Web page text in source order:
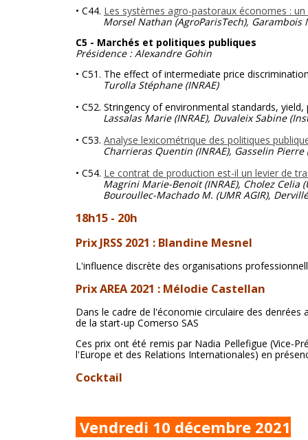
• C44. Les systèmes agro-pastoraux économes :
Morsel Nathan (AgroParisTech), Garambois
C5 - Marchés et politiques publiques
Présidence : Alexandre Gohin
• C51. The effect of intermediate price
Turolla Stéphane (INRAE)
• C52. Stringency of environmental standards,
Lassalas Marie (INRAE), Duvaleix Sabine
• C53. Analyse lexicométrique des politiques
Charrieras Quentin (INRAE), Gasselin
• C54. Le contrat de production est-il un levier de
Magrini Marie-Benoit (INRAE), Cholez Celia
Bouroullec-Machado M. (UMR AGIR), Dervillé
18h15 - 20h
Prix JRSS 2021 : Blandine Mesnel
L'influence discrète des organisations
Prix AREA 2021 : Mélodie Castellan
Dans le cadre de l'économie circulaire des
de la start-up Comerso SAS
Ces prix ont été remis par Nadia Pellefigue (Vice-
l'Europe et des Relations Internationales) en
Cocktail
Vendredi 10 décembre 2021